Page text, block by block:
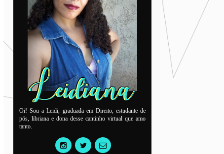
Oi! Sou a Leidi, graduada em Direito, estudante de
pós, libriana e dona desse cantinho virtual que amo
tanto.